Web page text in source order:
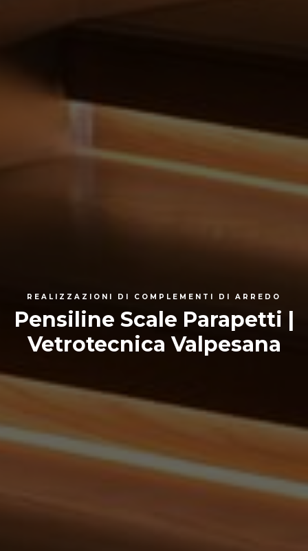
REALIZZAZIONI DI COMPLEMENTI DI ARREDO
Pensiline Scale Parapetti |
Vetrotecnica Valpesana